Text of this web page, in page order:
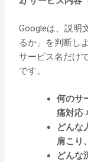
Googleは、説明
るか」を判断し
サービス名だけ
です。
何のサ
痛対応
どんな
肩こり
どんな